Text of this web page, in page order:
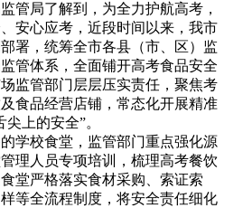
局了解到，为全力护航高考，
安心应考，近段时间以来，我市
署，统筹全市各县（市、区）监
管体系，全面铺开高考食品安全
监管部门层层压实责任，聚焦考
食品经营店铺，常态化开展精准
上的安全”。
校食堂，监管部门重点强化源
理人员专项培训，梳理高考餐饮
堂严格落实食材采购、索证索
等全流程制度，将安全责任细化